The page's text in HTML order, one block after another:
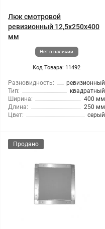
Люк смотровой
ревизионный 12,5x250x400
мм
Нет в наличии
Код Товара: 11492
Разновидность:
ревизионный
Тип:
квадратный
Ширина:
400 мм
Длина:
250 мм
Цвет:
серый
Продано